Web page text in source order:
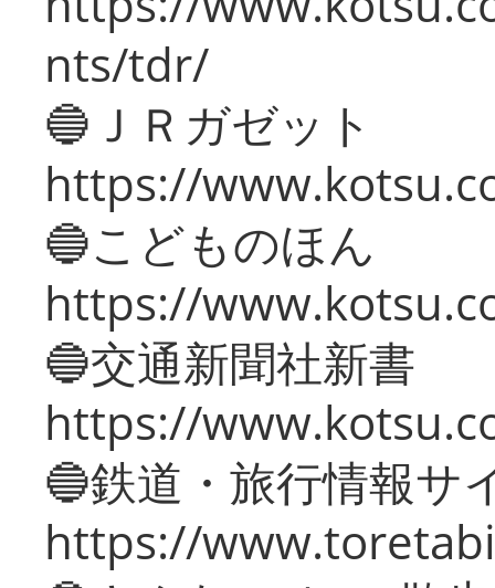
nts/tdr/
🔵ＪＲガゼット
https://
🔵こどものほん
https://
🔵交通新聞社新書
https://
🔵鉄道・旅行情報サ
https://